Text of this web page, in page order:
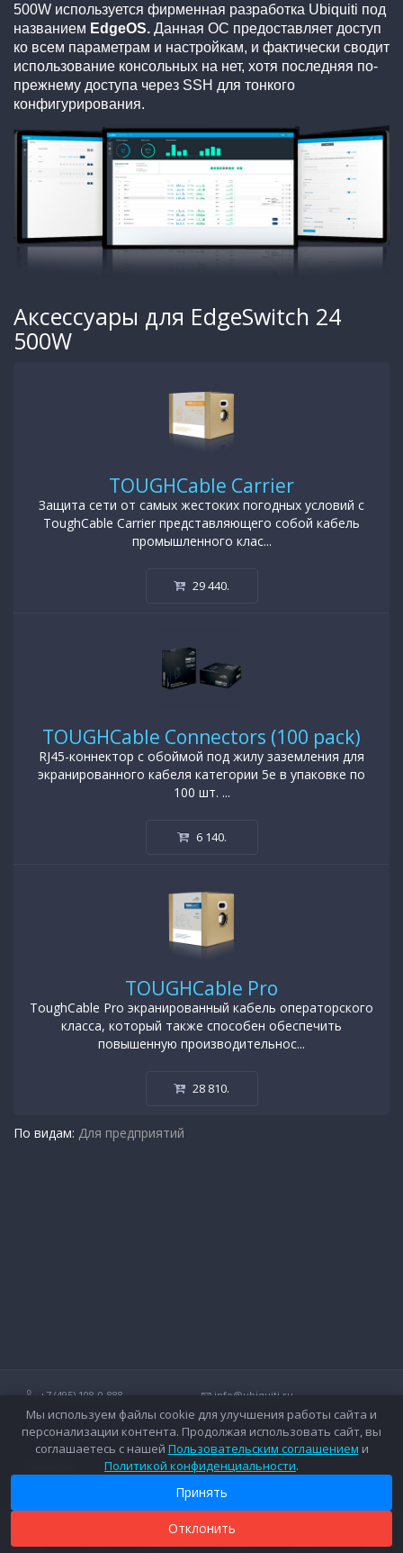
0
500W используется фирменная разработка Ubiquiti под
названием EdgeOS. Данная ОС предоставляет доступ
ко всем параметрам и настройкам, и фактически сводит
использование консольных на нет, хотя последняя по-
прежнему доступа через SSH для тонкого
конфигурирования.
Аксессуары для EdgeSwitch 24
500W
TOUGHCable Carrier
Защита сети от самых жестоких погодных условий с
ToughCable Carrier представляющего собой кабель
промышленного клас...
29 440.
TOUGHCable Connectors (100 pack)
RJ45-коннектор с обоймой под жилу заземления для
экранированного кабеля категории 5e в упаковке по
100 шт. ...
6 140.
TOUGHCable Pro
ToughCable Pro экранированный кабель операторского
класса, который также способен обеспечить
повышенную производительнос...
28 810.
По видам: Для предприятий
+7 (495) 108-0-888
info@ubiquiti.ru
Технические вопросы и дополнительные консультации о
беспроводных сетях Ubiquiti.
Оплата
Мы используем файлы cookie для улучшения работы сайта и
персонализации контента. Продолжая использовать сайт, вы
соглашаетесь с нашей Пользовательским соглашением и
Политикой конфиденциальности.
Принять
Отклонить